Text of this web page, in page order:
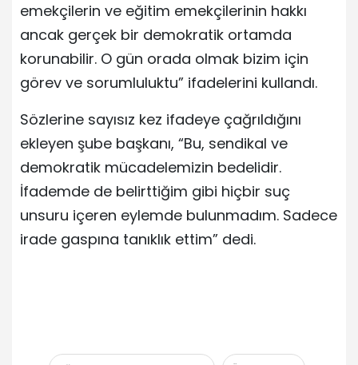
emekçilerin ve eğitim emekçilerinin hakkı
ancak gerçek bir demokratik ortamda
korunabilir. O gün orada olmak bizim için
görev ve sorumluluktu” ifadelerini kullandı.
Sözlerine sayısız kez ifadeye çağrıldığını
ekleyen şube başkanı, “Bu, sendikal ve
demokratik mücadelemizin bedelidir.
İfademde de belirttiğim gibi hiçbir suç
unsuru içeren eylemde bulunmadım. Sadece
irade gaspına tanıklık ettim” dedi.